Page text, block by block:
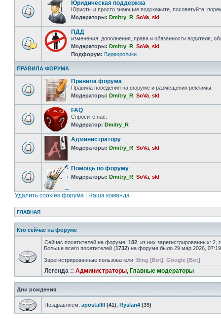
Юридическая поддержка
Юристы и просто знающие подскажите, посоветуйте,
Модераторы: Dmitry_R SoVa skl
ПДД
изменения, дополнения, права и обязанности водителя,
Модераторы: Dmitry_R SoVa skl
Подфорум: Видеоролики
ПРАВИЛА ФОРУМА
Правила форума
Правила поведения на форуме и размещения рекламы
Модераторы: Dmitry_R SoVa skl
FAQ
Спросите нас.
Модератор: Dmitry_R
Администратору
Модераторы: Dmitry_R SoVa skl
Помощь по форуму
Модераторы: Dmitry_R SoVa skl
Удалить cookies форума Наша команда
ГЛАВНАЯ
Кто сейчас на форуме
Сейчас посетителей на форуме: 182 , из них зарегистрированных:
Больше всего посетителей (1732) на форуме было 29 мар 2026, 07:19
Зарегистрированные пользователи: Bing [Bot] Google [Bot]
Легенда :: Администраторы, Главные модераторы
Дни рождения
Поздравляем: apostallll (41), Ryslan4 (39)